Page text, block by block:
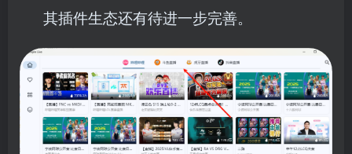
其插件生态还有待进一步完善。